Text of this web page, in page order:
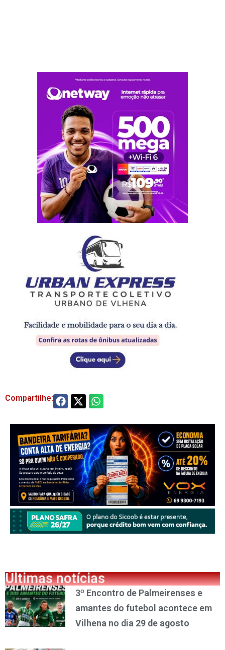
Compartilhe:
Últimas notícias
3º Encontro de Palmeirenses e
amantes do futebol acontece em
Vilhena no dia 29 de agosto